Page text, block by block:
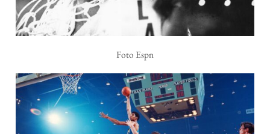
Foto Espn